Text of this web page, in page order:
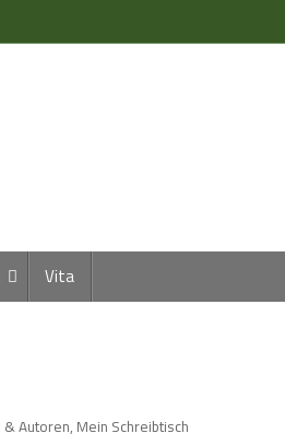
Vita
Autoren, Mein Schreibtisch